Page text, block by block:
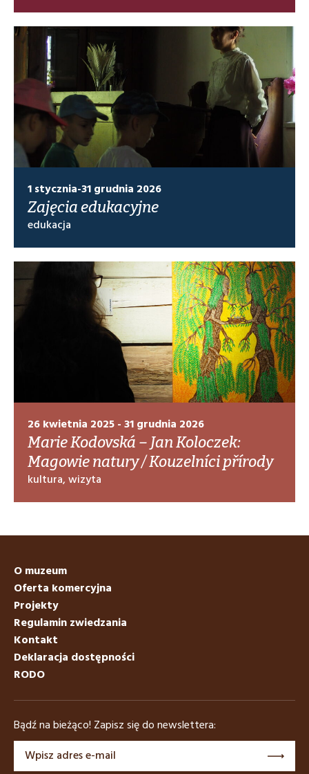
1 stycznia-31 grudnia 2026
Zajęcia edukacyjne
edukacja
26 kwietnia 2025 - 31 grudnia 2026
Marie Kodovská – Jan Koloczek:
Magowie natury / Kouzelníci přírody
kultura, wizyta
O muzeum
Oferta komercyjna
Projekty
Regulamin zwiedzania
Kontakt
Deklaracja dostępności
RODO
Bądź na bieżąco! Zapisz się do newslettera: